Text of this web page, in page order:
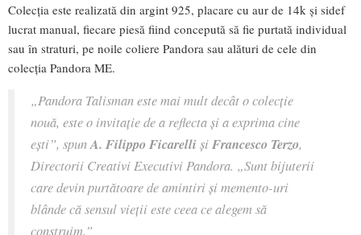
Colecția este realizată din argint 925, placare cu aur de 14k și sidef
lucrat manual, fiecare piesă fiind concepută să fie purtată individual
sau în straturi, pe noile coliere Pandora sau alături de cele din
colecția Pandora ME.
„Pandora Talisman este mai mult decât o colecție
nouă, este o invitație de a reflecta și a exprima cine
ești”, spunA. Filippo Ficarelli șiFrancesco Terzo,
Directorii Creativi Executivi Pandora. „Sunt bijuterii
care devin purtătoare de amintiri și memento-uri
blânde că sensul vieții este ceea ce alegem să
construim.”